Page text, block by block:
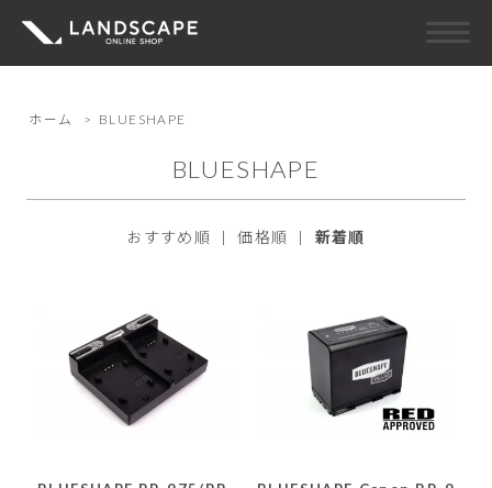
ホーム > BLUESHAPE
BLUESHAPE
おすすめ順 |価格順 | 新着順